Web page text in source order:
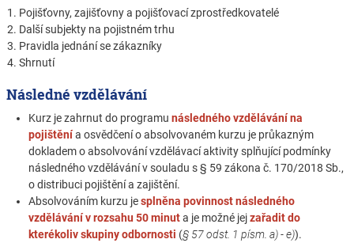
1. Pojišťovny, zajišťovny a pojišťovací zprostředkovatelé
2. Další subjekty na pojistném trhu
3. Pravidla jednání se zákazníky
4. Shrnutí
Následné vzdělávání
Kurz je zahrnut do programu následného vzdělávání na
pojištěnía osvědčení o absolvovaném kurzu je průkazným
dokladem o absolvování vzdělávací aktivity splňující podmínky
následného vzdělávání v souladu s § 59 zákona č. 170/2018 Sb.,
o distribuci pojištění a zajištění.
Absolvováním kurzu jesplněna povinnost následného
vzdělávání v rozsahu 50 minuta je možné jejzařadit do
kterékoliv skupiny odbornosti (§ 57 odst. 1 písm. a) - e)).